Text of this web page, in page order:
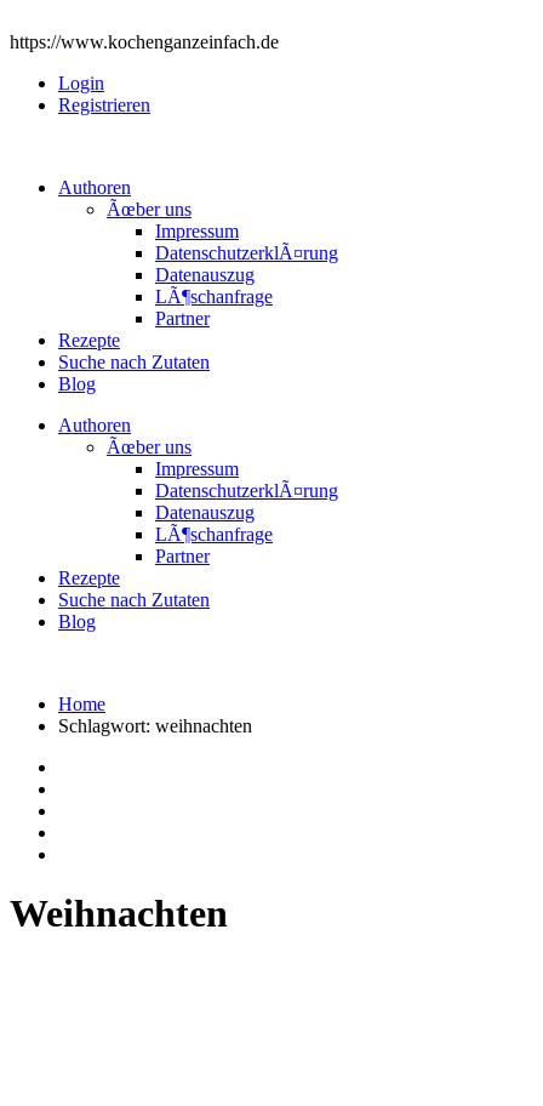
https://www.kochenganzeinfach.de
Login
Registrieren
Authoren
Ãœber uns
Impressum
DatenschutzerklÃ¤rung
Datenauszug
LÃ¶schanfrage
Partner
Rezepte
Suche nach Zutaten
Blog
Authoren
Ãœber uns
Impressum
DatenschutzerklÃ¤rung
Datenauszug
LÃ¶schanfrage
Partner
Rezepte
Suche nach Zutaten
Blog
Home
Schlagwort: weihnachten
Weihnachten